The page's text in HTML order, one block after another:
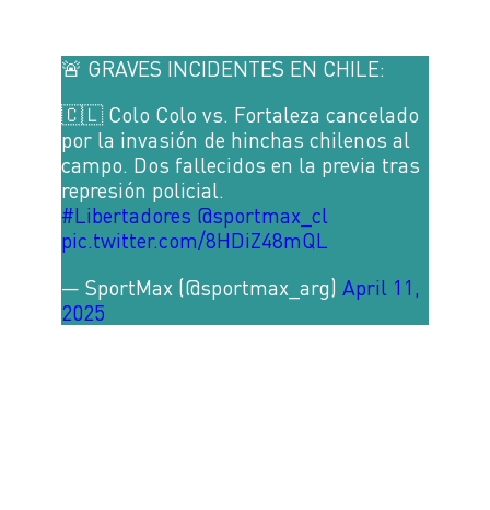
🚨 GRAVES INCIDENTES EN CHILE:
🇨🇱 Colo Colo vs. Fortaleza cancelado
por la invasión de hinchas chilenos al
campo. Dos fallecidos en la previa tras
represión policial.
#Libertadores @sportmax_cl
pic.twitter.com/8HDiZ48mQL
— SportMax (@sportmax_arg) April 11,
2025